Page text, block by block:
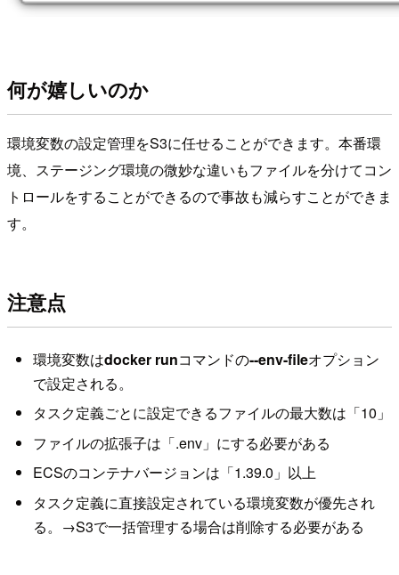
何が嬉しいのか
環境変数の設定管理をS3に任せることができます。本番環
境、ステージング環境の微妙な違いもファイルを分けてコン
トロールをすることができるので事故も減らすことができま
す。
注意点
環境変数はdocker runコマンドの--env-fileオプション
で設定される。
タスク定義ごとに設定できるファイルの最大数は「10」
ファイルの拡張子は「.env」にする必要がある
ECSのコンテナバージョンは「1.39.0」以上
タスク定義に直接設定されている環境変数が優先され
る。→S3で一括管理する場合は削除する必要がある